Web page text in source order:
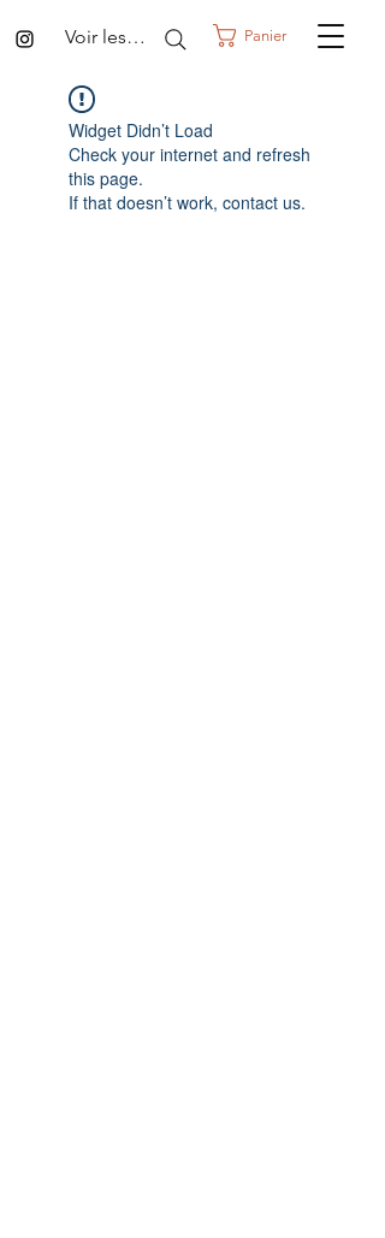
Panier
Voir les points
Widget Didn’t Load
Check your internet and refresh
this page.
If that doesn’t work, contact us.